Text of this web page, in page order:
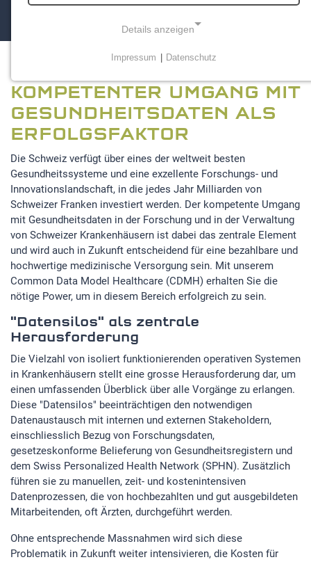
KOMPETENTER UMGANG MIT
GESUNDHEITSDATEN ALS
ERFOLGSFAKTOR
Die Schweiz verfügt über eines der weltweit besten
Gesundheitssysteme und eine exzellente Forschungs- und
Innovationslandschaft, in die jedes Jahr Milliarden von
Schweizer Franken investiert werden. Der kompetente Umgang
mit Gesundheitsdaten in der Forschung und in der Verwaltung
von Schweizer Krankenhäusern ist dabei das zentrale Element
und wird auch in Zukunft entscheidend für eine bezahlbare und
hochwertige medizinische Versorgung sein. Mit unserem
Common Data Model Healthcare (CDMH) erhalten Sie die
nötige Power, um in diesem Bereich erfolgreich zu sein.
"Datensilos" als zentrale
Herausforderung
Die Vielzahl von isoliert funktionierenden operativen Systemen
in Krankenhäusern stellt eine grosse Herausforderung dar, um
einen umfassenden Überblick über alle Vorgänge zu erlangen.
Diese "Datensilos" beeinträchtigen den notwendigen
Datenaustausch mit internen und externen Stakeholdern,
einschliesslich Bezug von Forschungsdaten,
gesetzeskonforme Belieferung von Gesundheitsregistern und
dem Swiss Personalized Health Network (SPHN). Zusätzlich
führen sie zu manuellen, zeit- und kostenintensiven
Datenprozessen, die von hochbezahlten und gut ausgebildeten
Mitarbeitenden, oft Ärzten, durchgeführt werden.
Ohne entsprechende Massnahmen wird sich diese
Problematik in Zukunft weiter intensivieren, die Kosten für
Details anzeigen
Notwendige Cookies ermöglichen grundlegende
Funktionen und sind für die einwandfreie Funktion der
Website erforderlich.
Einverständnis-Cookie
Name:
cookie_consent
Zweck:
Dieser Cookie speichert die ausgewählten
Einverständnis-Optionen des Benutzers
Cookie Laufzeit:
1 Jahr
STATISTIK
Statistik Cookies erfassen Informationen anonym.
Diese Informationen helfen uns zu verstehen, wie
unsere Besucher unsere Website nutzen.Statistik
Google Analytics
MSCI Analytics
Impressum Datenschutz